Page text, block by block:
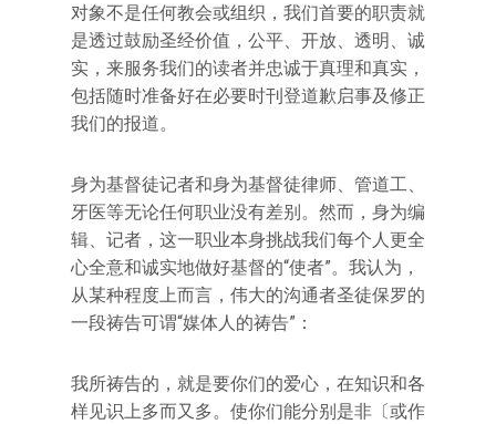
对象不是任何教会或组织，我们首要的职责就
是透过鼓励圣经价值，公平、开放、透明、诚
实，来服务我们的读者并忠诚于真理和真实，
包括随时准备好在必要时刊登道歉启事及修正
我们的报道。
身为基督徒记者和身为基督徒律师、管道工、
牙医等无论任何职业没有差别。然而，身为编
辑、记者，这一职业本身挑战我们每个人更全
心全意和诚实地做好基督的“使者”。我认为，
从某种程度上而言，伟大的沟通者圣徒保罗的
一段祷告可谓“媒体人的祷告”：
我所祷告的，就是要你们的爱心，在知识和各
样见识上多而又多。使你们能分别是非〔或作